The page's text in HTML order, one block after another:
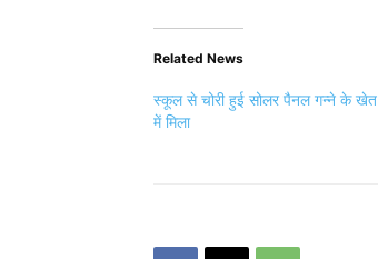
Related News
स्कूल से चोरी हुई सोलर पैनल गन्ने के खेत
में मिला